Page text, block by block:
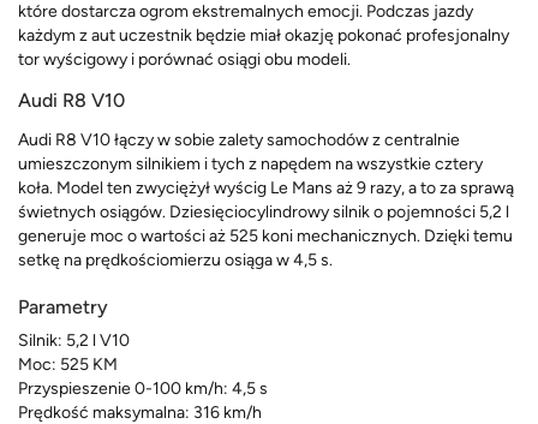
które dostarcza ogrom ekstremalnych emocji. Podczas jazdy
każdym z aut uczestnik będzie miał okazję pokonać profesjonalny
tor wyścigowy i porównać osiągi obu modeli.
Audi R8 V10
Audi R8 V10 łączy w sobie zalety samochodów z centralnie
umieszczonym silnikiem i tych z napędem na wszystkie cztery
koła. Model ten zwyciężył wyścig Le Mans aż 9 razy, a to za sprawą
świetnych osiągów. Dziesięciocylindrowy silnik o pojemności 5,2 l
generuje moc o wartości aż 525 koni mechanicznych. Dzięki temu
setkę na prędkościomierzu osiąga w 4,5 s.
Parametry
Silnik: 5,2 l V10
Moc: 525 KM
Przyspieszenie 0-100 km/h: 4,5 s
Prędkość maksymalna: 316 km/h